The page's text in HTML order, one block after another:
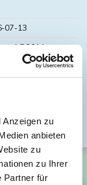
Anzeigen zu
anbieten
zu
zu Ihrer
Partner für
07-13
1.5.2014